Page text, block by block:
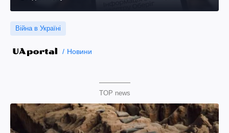
Війна в Україні
Новини
TOP news